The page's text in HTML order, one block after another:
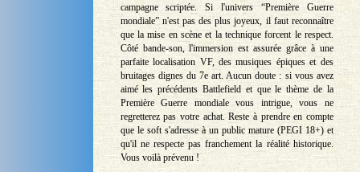
campagne scriptée. Si l'univers “Première Guerre
mondiale” n'est pas des plus joyeux, il faut reconnaître
que la mise en scène et la technique forcent le respect.
Côté bande-son, l'immersion est assurée grâce à une
parfaite localisation VF, des musiques épiques et des
bruitages dignes du 7e art. Aucun doute : si vous avez
aimé les précédents Battlefield et que le thème de la
Première Guerre mondiale vous intrigue, vous ne
regretterez pas votre achat. Reste à prendre en compte
que le soft s'adresse à un public mature (PEGI 18+) et
qu'il ne respecte pas franchement la réalité historique.
Vous voilà prévenu !